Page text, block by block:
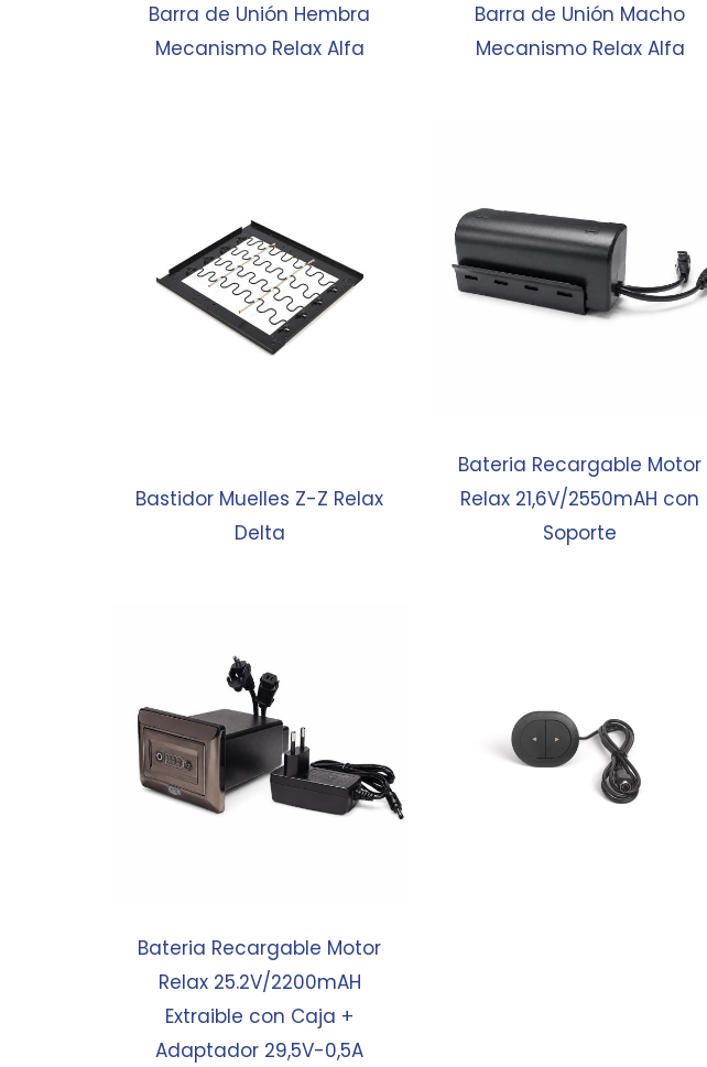
Barra de Unión Hembra
Mecanismo Relax Alfa
Barra de Unión Macho
Mecanismo Relax Alfa
Bastidor Muelles Z-Z Relax
Delta
Bateria Recargable Motor
Relax 21,6V/2550mAH con
Soporte
Bateria Recargable Motor
Relax 25.2V/2200mAH
Extraible con Caja +
Adaptador 29,5V-0,5A